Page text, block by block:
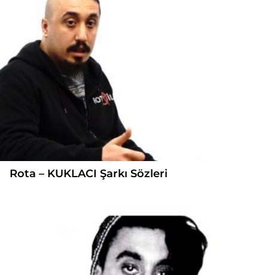
Rota – KUKLACI Şarkı Sözleri